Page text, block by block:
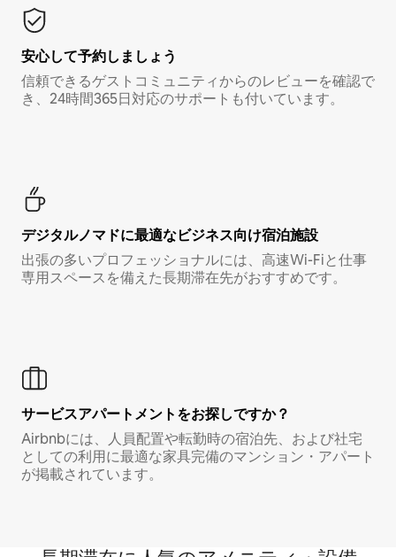
安心して予約しましょう
信頼できるゲストコミュニティからのレビューを確認で
き、24時間365日対応のサポートも付いています。
デジタルノマド⁠に最⁠適⁠なビ⁠ジ⁠ネ⁠ス⁠向⁠け宿⁠泊⁠施⁠設
出張の多いプロフェッショナルには、高速Wi-Fiと仕事
専用スペースを備えた長期滞在先がおすすめです。
サービスアパートメントをお探しですか？
Airbnbには、人員配置や転勤時の宿泊先、および社宅
としての利用に最適な家具完備のマンション・アパート
が掲載されています。